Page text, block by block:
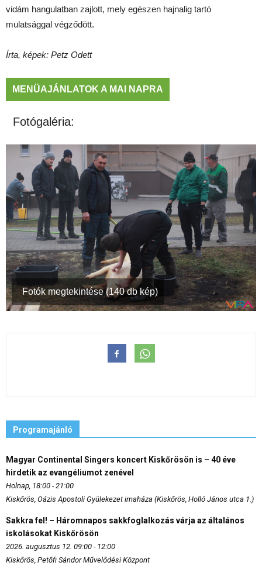
vidám hangulatban zajlott, mely egészen hajnalig tartó
mulatsággal végződött.
Írta, képek: Petz Odett
MENÜAJÁNLATOK A MAI NAPRA
Fotógaléria:
Fotók megtekintése (140 db kép)
Programajánló
Magyar Continental Singers koncert Kiskőrösön is – 40 éve
hirdetik az evangéliumot zenével
Holnap, 18:00 - 21:00
Kiskőrös, Oázis Apostoli Gyülekezet imaháza (Kiskőrös, Holló János utca 1.)
Sakkra fel! – Háromnapos sakkfoglalkozás várja az általános
iskolásokat Kiskőrösön
2026. augusztus 12. 09:00 - 12:00
Kiskőrös, Petőfi Sándor Művelődési Központ